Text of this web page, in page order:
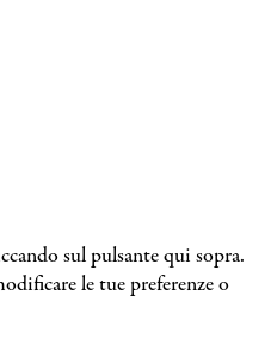
sul pulsante qui sopra.
le tue preferenze o